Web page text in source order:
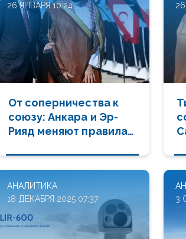
26 ЯНВАРЯ 10:24
От соперничества к
союзу: Анкара и Эр-
Рияд меняют правила
игры
АНАЛИТИКА
18 ДЕКАБРЯ 2025 07:37
3